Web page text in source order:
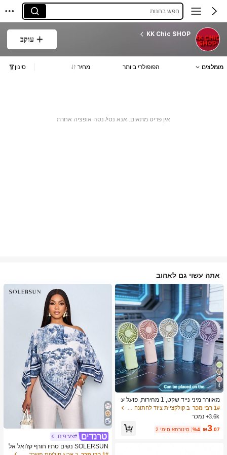
חפש בחנות
KK Chic SHOP
עוקב
מומלצים הפופולרי ביותר מחיר סינון
אין פריט מתאים. אנא נסי/ נסה אופציה אחרת
אתה עשוי גם לאהוב
4
מאוורר מיני נייד שקט, 1 מהירות, פועל ע
ל סוללה, מתנה למסיבה, מתנת קירור לק
יץ, מתאים למתנה, נסיעות חוץ, חוף, בית,
טי
1# רבי מכר
3.6k+ נמכר
₪3.07
%4 2 ימים אחרונים
#צעיפים
SOLERSUN נשים סתיו חורף קז'ואל אל
גנטי צווארון אסימטרי שרוול ארוך חולצה